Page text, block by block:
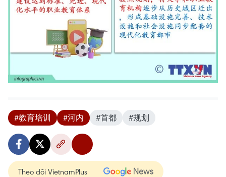
#教育培训 #河内 #首都 #规划
Theo dõi VietnamPlus